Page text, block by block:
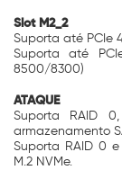
Slot M2_2
Suporta até PCIe
Suporta até
8500/8300)
ATAQUE
Suporta RAID
armazenamento
Suporta RAID 0
M.2 NVMe.